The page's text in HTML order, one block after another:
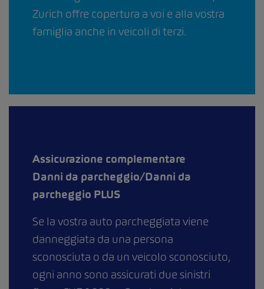
Zurich offre copertura a voi e alla vostra
famiglia anche in veicoli di terzi.
Assicurazione complementare
Danni da parcheggio/Danni da
parcheggio PLUS
Se la vostra auto parcheggiata viene
danneggiata da una persona
sconosciuta o da un veicolo sconosciuto,
ogni anno sono assicurati due sinistri